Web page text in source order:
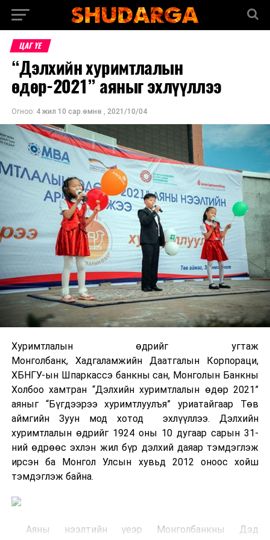
ЦАГ ҮЕ
“Дэлхийн хуримтлалын
өдөр-2021” аяныг эхлүүллээ
Огноо: 4 жил 10 сар.өмнө , 2021/10/04
Хуримтлалын өдрийг угтаж
Монголбанк, Хадгаламжийн Даатгалын Корпораци,
ХБНГУ-ын Шпаркассэ банкны сан, Монголын Банкны
Холбоо хамтран “Дэлхийн хуримтлалын өдөр 2021”
аяныг “Бүгдээрээ хуримтлуулъя” уриатайгаар Төв
аймгийн Зуун мод хотод эхлүүллээ. Дэлхийн
хуримтлалын өдрийг 1924 оны 10 дугаар сарын 31-
ний өдрөөс эхлэн жил бүр дэлхий даяар тэмдэглэж
ирсэн ба Монгол Улсын хувьд 2012 оноос хойш
тэмдэглэж байна.
Аяны нээлтийн үеэр Монголбанкны Дэд